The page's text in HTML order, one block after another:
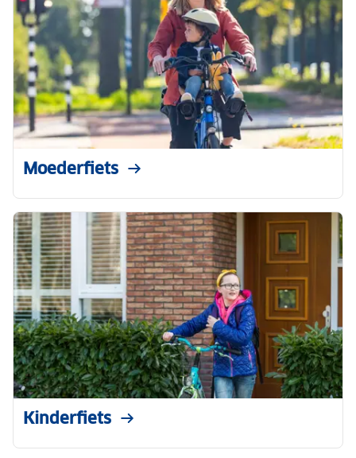
Moederfiets
Kinderfiets